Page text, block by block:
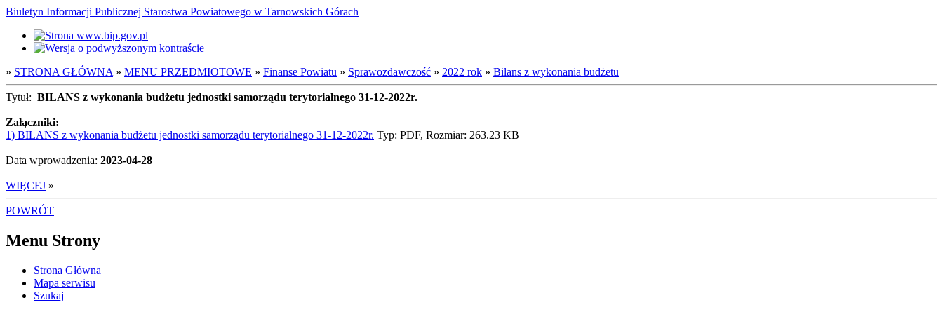
Biuletyn Informacji Publicznej Starostwa Powiatowego w Tarnowskich Górach
» STRONA GŁÓWNA » MENU PRZEDMIOTOWE » Finanse Powiatu » Sprawozdawczość » 2022 rok » Bilans z wykonania budżetu
Tytuł: BILANS z wykonania budżetu jednostki samorządu terytorialnego 31-12-2022r.
Załączniki:
1) BILANS z wykonania budżetu jednostki samorządu terytorialnego 31-12-2022r. Typ: PDF, Rozmiar: 263.23 KB
Data wprowadzenia: 2023-04-28
WIĘCEJ »
POWRÓT
Menu Strony
Strona Główna
Mapa serwisu
Szukaj